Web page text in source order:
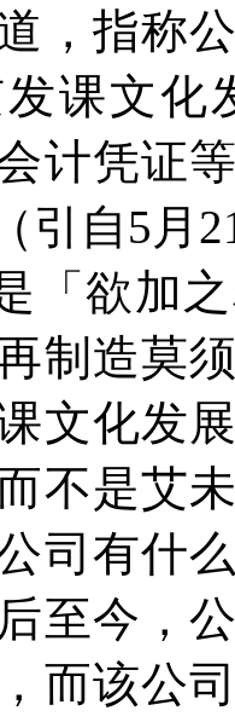
，指称
课文化
计凭证
引自5 月
「欲加
制造莫
文化发
不是艾
司有什
至今，
而该公